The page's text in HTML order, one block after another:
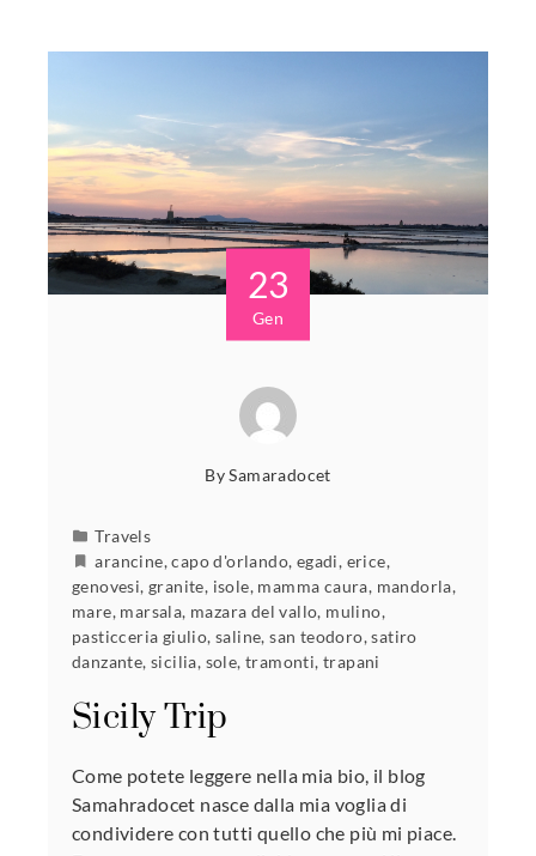
23
Gen
BySamaradocet
Travels
arancine,capo d'orlando, egadi, erice,
genovesi,granite, isole, mamma caura, mandorla,
mare, marsala, mazara del vallo, mulino,
pasticceria giulio,saline,san teodoro,satiro
danzante,sicilia, sole,tramonti,trapani
Sicily Trip
Come potete leggere nella mia bio, il blog
Samahradocet nasce dalla mia voglia di
condividere con tutti quello che più mi piace.